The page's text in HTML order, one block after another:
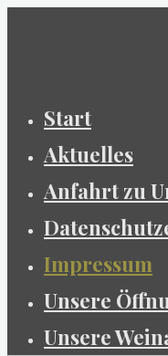
Start
Aktuelles
Anfahrt zu
Impressum
Unsere
Unsere